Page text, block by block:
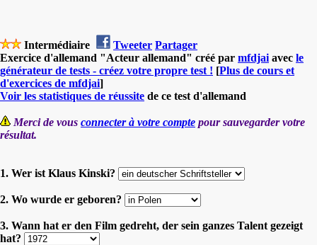
Intermédiaire Tweeter Partager
Exercice d'allemand "Acteur allemand" créé par mfdjai avec le
générateur de tests - créez votre propre test ! [Plus de cours et
d'exercices de mfdjai]
Voir les statistiques de réussite de ce test d'allemand
Merci de vous connecter à votre compte pour sauvegarder votre
résultat.
1. Wer ist Klaus Kinski?
2. Wo wurde er geboren?
3. Wann hat er den Film gedreht, der sein ganzes Talent gezeigt
hat?